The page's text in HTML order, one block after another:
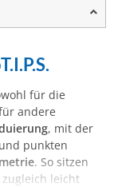
für die
andere
, mit der
punkten
. So sitzen
leicht